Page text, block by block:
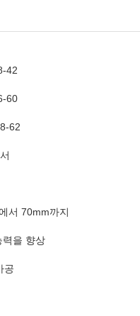
42
60
62
서 70mm까지
력을 향상
공